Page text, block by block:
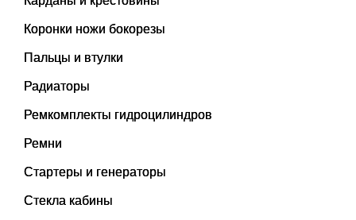
Коронки ножи бокорезы
Пальцы и втулки
Радиаторы
Ремкомплекты гидроцилиндров
Ремни
Стартеры и генераторы
Стекла кабины